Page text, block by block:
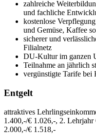
zahlreiche
und fachliche
kostenlose
und Gemüse, Kaffee
sicherer und
Filialnetz
DU-Kultur im ganzen
Teilnahme an jährlich
vergünstigte Tarife bei
Entgelt
attraktives
1.400,-/€ 1.026,-, 2.
2.000,-/€ 1.518,-